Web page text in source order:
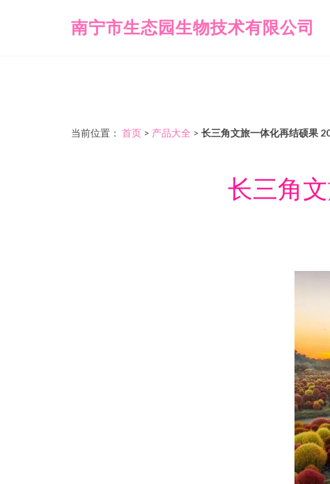
南宁市生态园生物技术有限公司
当前位置： 首页 > 产品大全 > 长三角文旅一体化再结硕果
长三角